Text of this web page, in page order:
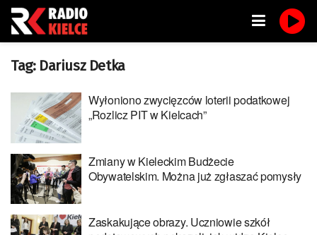
Tag: Dariusz Detka
Wyłoniono zwycięzców loterii podatkowej
„Rozlicz PIT w Kielcach”
Zmiany w Kieleckim Budżecie
Obywatelskim. Można już zgłaszać pomysły
Zaskakujące obrazy. Uczniowie szkół